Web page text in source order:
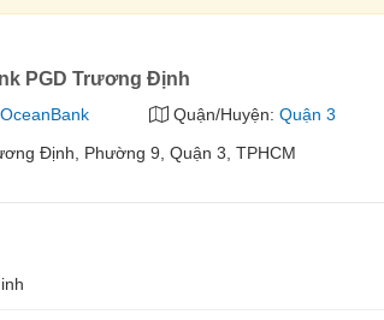
PGD Trương Định
OceanBank Quận/Huyện: Quận 3
Định, Phường 9, Quận 3, TPHCM